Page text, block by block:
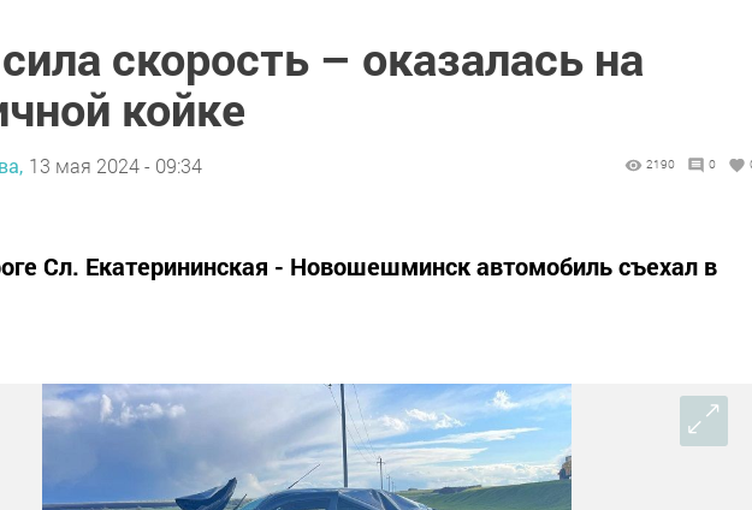
скорость – оказалась на
койке
13 мая 2024 - 09:34 2190 0
Сл. Екатерининская - Новошешминск автомобиль съехал в